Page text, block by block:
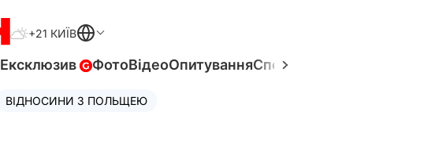
+21 КИЇВ
Ексклюзив ФотоВідеоОпитуванняСпецпроєкти
ВІДНОСИНИ З ПОЛЬЩЕЮ